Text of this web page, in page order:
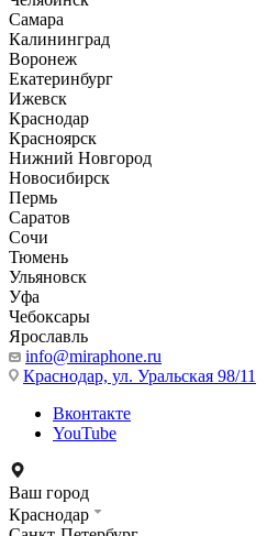
Самара
Калининград
Воронеж
Екатеринбург
Ижевск
Краснодар
Красноярск
Нижний Новгород
Новосибирск
Пермь
Саратов
Сочи
Тюмень
Ульяновск
Уфа
Чебоксары
Ярославль
info@miraphone.ru
Краснодар, ул. Уральская 98/11
Вконтакте
YouTube
Ваш город
Краснодар